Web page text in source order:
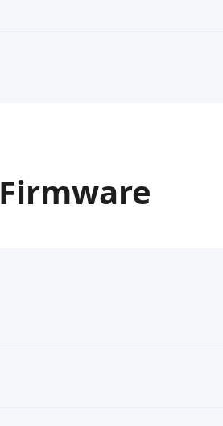
Firmware